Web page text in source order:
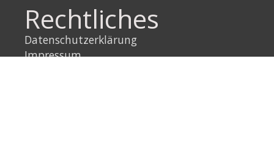
Rechtliches
Datenschutzerklärung
Impressum